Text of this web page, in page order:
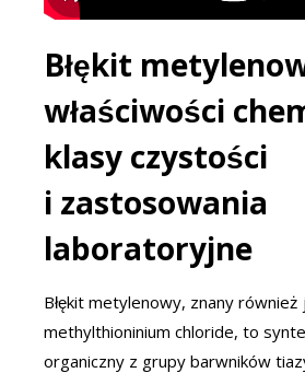
Błękit
właściwości
klasy czystości
i zastosowania
laboratoryjne
Błękit metylenowy, znany również
methylthioninium chloride, to
organiczny z grupy barwników